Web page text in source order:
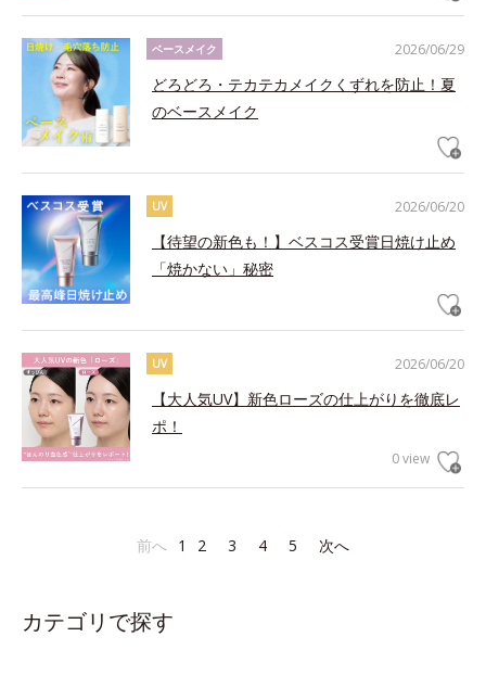
2026/06/29
ベースメイク
どろどろ・テカテカメイクくずれを防止！夏
のベースメイク
2026/06/20
UV
【待望の新色も！】ベスコス受賞日焼け止め
「焼かない」秘密
2026/06/20
UV
【大人気UV】新色ローズの仕上がりを徹底レ
ポ！
0 view
前へ 1 2 3 4 5 次へ
カテゴリで探す